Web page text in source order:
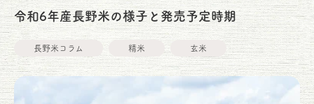
令和6年産長野米の様子と発売予定時期
長野米コラム 精米 玄米